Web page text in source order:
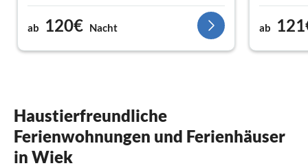
ruhiger Ort, nicht weit zum wunderschönen
Nordstrand und dem bekannten Kap Arkona.
ab 120€ Nacht ab
Haustierfreundliche
Ferienwohnungen und Ferienhäuser
in Wiek